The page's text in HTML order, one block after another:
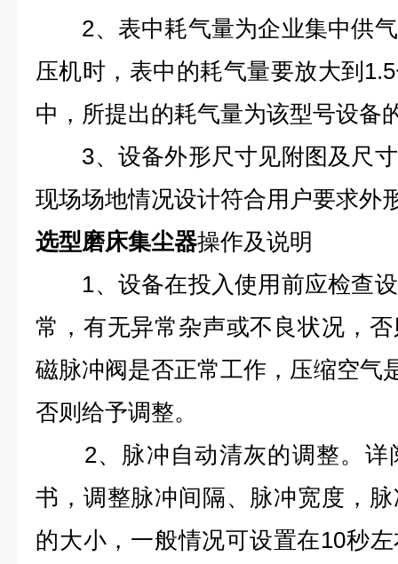
2、表中耗气量为企业集中供气
压机时，表中的耗气量要放大到
中，所提出的耗气量为该型号设备
3、设备外形尺寸见附图及尺寸
现场场地情况设计符合用户要求外
选型磨床集尘器操作及说明
1、设备在投入使用前应检查设
常，有无异常杂声或不良状况，
磁脉冲阀是否正常工作，压缩空气
否则给予调整。
2、脉冲自动清灰的调整。详
书，调整脉冲间隔、脉冲宽度，
的大小，一般情况可设置在10秒